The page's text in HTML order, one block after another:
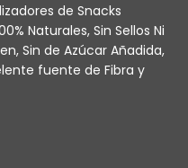
de Snacks
Naturales, Sin Sellos Ni
Sin de Azúcar Añadida,
fuente de Fibra y